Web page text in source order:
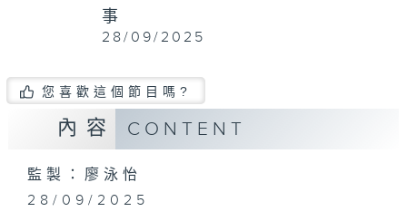
事
28/09/2025
您喜歡這個節目嗎?
內容 CONTENT
監製：廖泳怡
28/09/2025